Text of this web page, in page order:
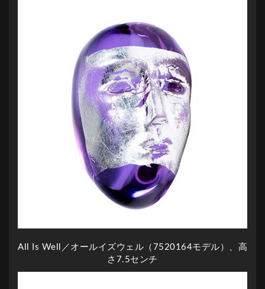
All Is Well／オールイズウェル（7520164モデル）、高
さ7.5センチ